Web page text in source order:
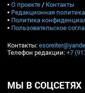
▪ О проекте / Контакты
▪ Редакционная политика
▪ Политика
▪ Пользовательское
Контакты:
Телефон редакции: +7
МЫ В СОЦСЕТЯХ